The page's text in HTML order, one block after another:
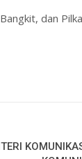
dan